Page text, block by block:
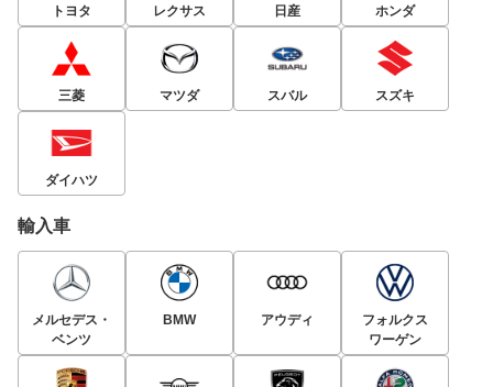
トヨタ レクサス 日産 ホンダ
三菱 マツダ スバル スズキ
ダイハツ
輸入車
メルセデス・
ベンツ
BMW アウディ
フォルクス
ワーゲン